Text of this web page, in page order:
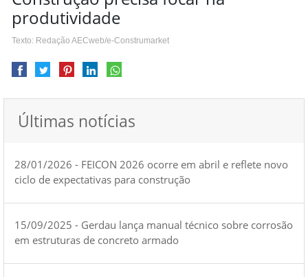
produtividade
Texto: Redação AECweb/e-Construmarket
Últimas notícias
28/01/2026 - FEICON 2026 ocorre em abril e reflete novo
ciclo de expectativas para construção
15/09/2025 - Gerdau lança manual técnico sobre corrosão
em estruturas de concreto armado